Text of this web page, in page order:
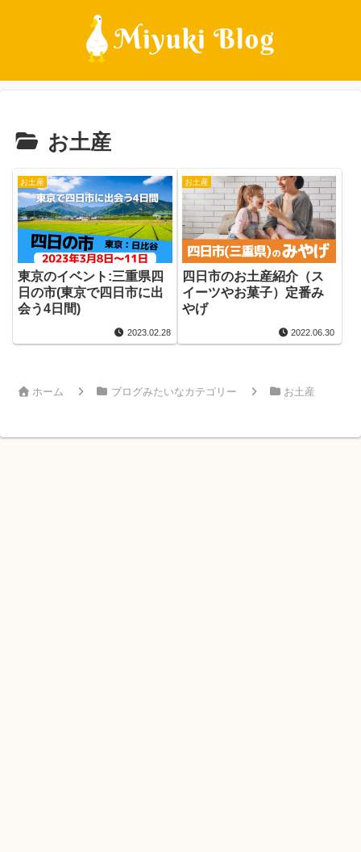
お土産
お土産
東京のイベント:三重県四
日の市(東京で四日市に出
会う4日間)
2023.02.28
お土産
四日市のお土産紹介（ス
イーツやお菓子）定番み
やげ
2022.06.30
ホーム ブログみたいなカテゴリー お土産